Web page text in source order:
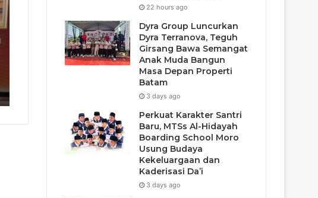
22 hours ago
Dyra Group Luncurkan
Dyra Terranova, Teguh
Girsang Bawa Semangat
Anak Muda Bangun
Masa Depan Properti
Batam
3 days ago
Perkuat Karakter Santri
Baru, MTSs Al-Hidayah
Boarding School Moro
Usung Budaya
Kekeluargaan dan
Kaderisasi Da’i
3 days ago